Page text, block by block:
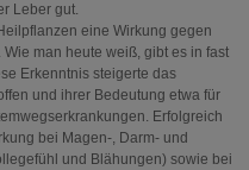
Leber gut.
eine Wirkung gegen
man heute weiß, gibt es in fast
Erkenntnis steigerte das
und ihrer Bedeutung etwa für
Erfolgreich
bei Magen-, Darm- und
und Blähungen) sowie bei